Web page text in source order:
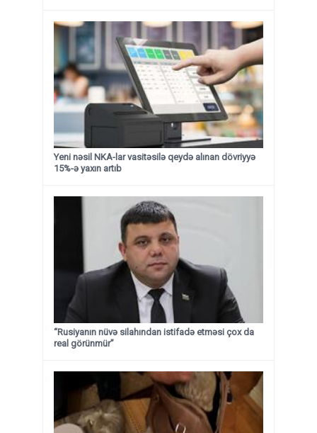
Yeni nəsil NKA-lar vasitəsilə qeydə alınan dövriyyə
15%-ə yaxın artıb
“Rusiyanın nüvə silahından istifadə etməsi çox da
real görünmür”